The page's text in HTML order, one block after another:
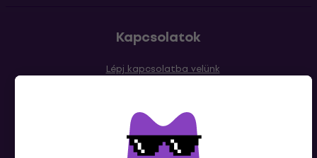
Kapcsolatok
Lépj kapcsolatba velünk